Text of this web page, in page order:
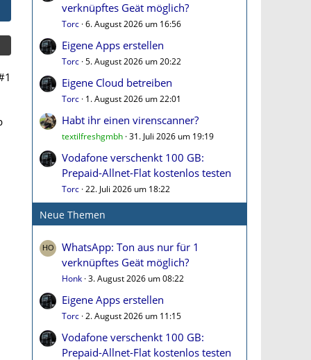
verknüpftes Geät möglich?
Torc 6. August 2026 um 16:56
Eigene Apps erstellen
Torc 5. August 2026 um 20:22
Eigene Cloud betreiben
Torc 1. August 2026 um 22:01
Habt ihr einen virenscanner?
textilfreshgmbh 31. Juli 2026 um 19:19
Vodafone verschenkt 100 GB:
Prepaid-Allnet-Flat kostenlos testen
Torc 22. Juli 2026 um 18:22
Neue Themen
WhatsApp: Ton aus nur für 1
verknüpftes Geät möglich?
Honk 3. August 2026 um 08:22
Eigene Apps erstellen
Torc 2. August 2026 um 11:15
Vodafone verschenkt 100 GB:
Prepaid-Allnet-Flat kostenlos testen